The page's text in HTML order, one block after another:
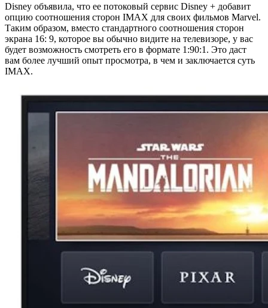
Disney объявила, что ее потоковый сервис Disney + добавит
опцию соотношения сторон IMAX для своих фильмов Marvel.
Таким образом, вместо стандартного соотношения сторон
экрана 16: 9, которое вы обычно видите на телевизоре, у вас
будет возможность смотреть его в формате 1:90:1. Это даст
вам более лучший опыт просмотра, в чем и заключается суть
IMAX.